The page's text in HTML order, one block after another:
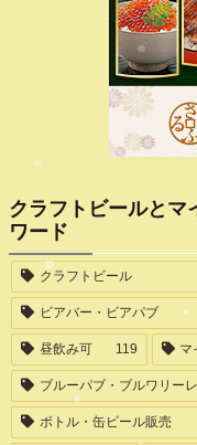
クラフトビールとマ
ワード
クラフトビール
ビアバー・ビアパブ
昼飲み可 119 マ
ブルーパブ・ブルワリー
ボトル・缶ビール販売